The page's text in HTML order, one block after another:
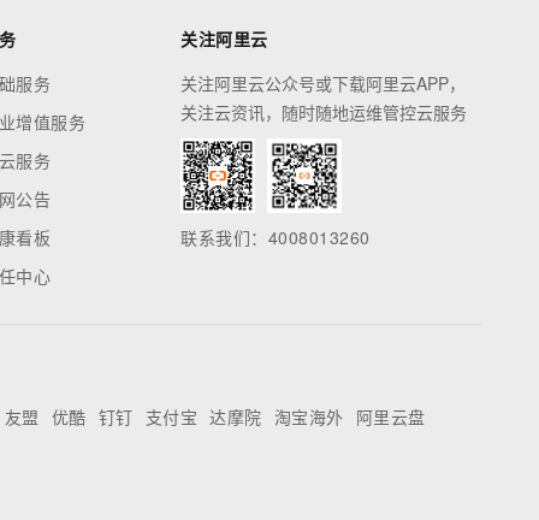
服务
增值服务
服务
公告
看板
中心
关注阿里云
关注阿里云公众号或下载阿里云APP，
关注云资讯，随时随地运维管控云服务
联系我们：4008013260
友盟 优酷 钉钉 支付宝 达摩院 淘宝海外 阿里云盘